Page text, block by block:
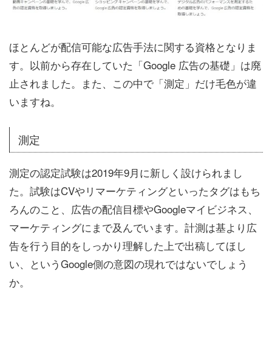
ほとんどが配信可能な広告手法に関する資格となりま
す。以前から存在していた「Google 広告の基礎」は廃
止されました。また、この中で「測定」だけ毛色が違
いますね。
測定
測定の認定試験は2019年9月に新しく設けられまし
た。試験はCVやリマーケティングといったタグはもち
ろんのこと、広告の配信目標やGoogleマイビジネス、
マーケティングにまで及んでいます。計測は基より広
告を行う目的をしっかり理解した上で出稿してほし
い、というGoogle側の意図の現れではないでしょう
か。